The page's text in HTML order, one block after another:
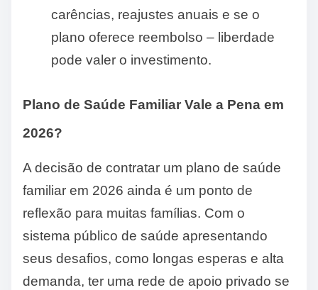
carências, reajustes anuais e se o
plano oferece reembolso – liberdade
pode valer o investimento.
Plano de Saúde Familiar Vale a Pena em
2026?
A decisão de contratar um plano de saúde
familiar em 2026 ainda é um ponto de
reflexão para muitas famílias. Com o
sistema público de saúde apresentando
seus desafios, como longas esperas e alta
demanda, ter uma rede de apoio privado se